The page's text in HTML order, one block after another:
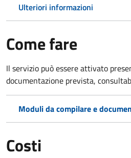
Ulteriori informazioni
Come fare
Il servizio può essere attivato
documentazione prevista,
Moduli da compilare e
Costi